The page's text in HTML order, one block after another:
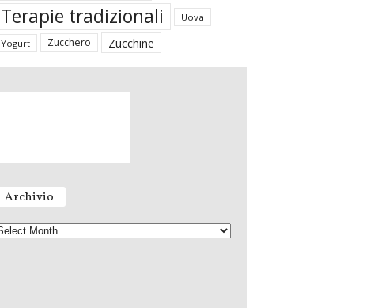
Terapie tradizionali Uova
Yogurt Zucchero Zucchine
Archivio